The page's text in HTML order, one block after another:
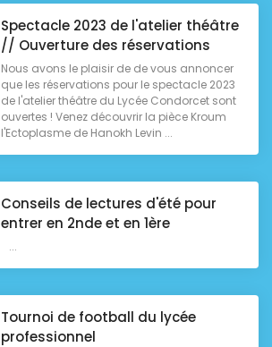
Spectacle 2023 de l'atelier théâtre
// Ouverture des réservations
Nous avons le plaisir de de vous annoncer
que les réservations pour le spectacle 2023
de l'atelier théâtre du Lycée Condorcet sont
ouvertes ! Venez découvrir la pièce Kroum
l'Ectoplasme de Hanokh Levin ...
Conseils de lectures d'été pour
entrer en 2nde et en 1ère
...
Tournoi de football du lycée
professionnel